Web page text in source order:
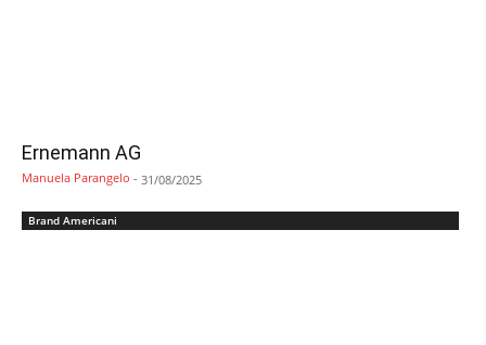
Ernemann AG
Manuela Parangelo - 31/08/2025
Brand Americani